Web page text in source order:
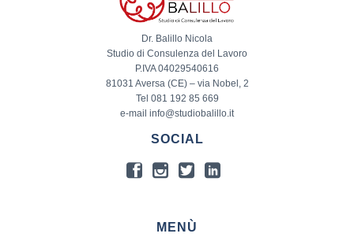
Dr. Balillo Nicola
Studio di Consulenza del Lavoro
P.IVA 04029540616
81031 Aversa (CE) – via Nobel, 2
Tel 081 192 85 669
e-mail info@studiobalillo.it
SOCIAL
MENÙ